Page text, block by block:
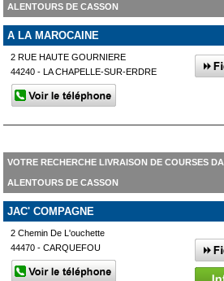
ALENTOURS DE CASSON
A LA MAROCAINE
2 RUE HAUTE GOURNIERE
44240 - LA CHAPELLE-SUR-ERDRE
VOTRE RECHERCHE LIVRAISON DE COURSES
ALENTOURS DE CASSON
JAC' COMPAGNE
2 Chemin De L'ouchette
44470 - CARQUEFOU